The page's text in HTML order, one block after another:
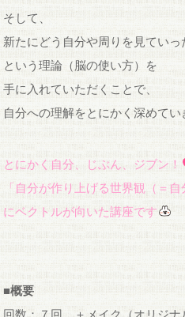
そして、
新たにどう自分や周りを見ていっ
という理論（脳の使い方）を
手に入れていただくことで、
自分への理解をとにかく深めてい
とにかく自分、じぶん、ジブン！
「自分が作り上げる世界観（＝自
にベクトルが向いた講座です
■概要
回数：７回 ＋メイク（オリジナ